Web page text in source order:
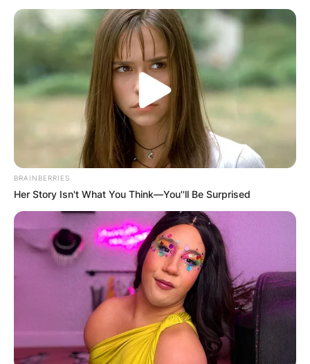
BRAINBERRIES
Her Story Isn't What You Think—You''ll Be Surprised